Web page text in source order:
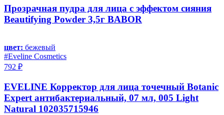
Прозрачная пудра для лица с эффектом сияния
Beautifying Powder 3,5г BABOR
цвет: бежевый
#Eveline Cosmetics
792 ₽
EVELINE Корректор для лица точечный Botanic
Expert антибактериальный, 07 мл, 005 Light
Natural 102035715946